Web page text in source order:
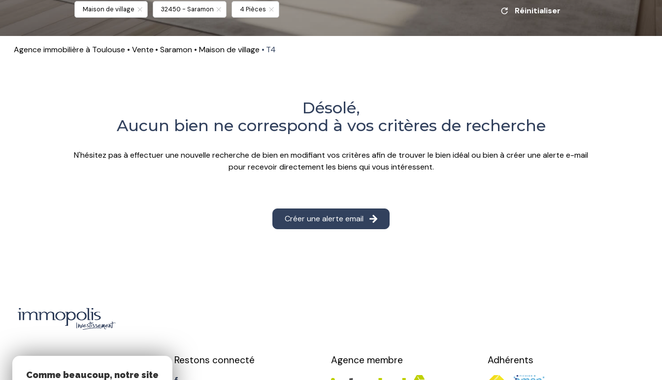
Maison de village 32450 - Saramon 4 Pièces Réinitialiser
Agence immobilière à Toulouse Vente Saramon Maison de village T4
Désolé,
Aucun bien ne correspond à vos critères de recherche
N'hésitez pas à effectuer une nouvelle recherche de bien en modifiant vos critères afin de trouver le bien idéal ou bien à créer une alerte e-mail
pour recevoir directement les biens qui vous intéressent.
Créer une alerte email
Investissement
Restons connecté Agence membre Adhérents
Comme beaucoup, notre site